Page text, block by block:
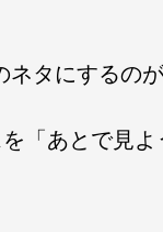
タにするの
「あとで見